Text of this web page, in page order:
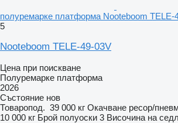
полуремарке платформа Nooteboom TELE-
5
Nooteboom TELE-49-03V
Цена при поискване
Полуремарке платформа
2026
Състояние нов
Товаропод. 39 000 кг Окачване ресор/
10 000 кг Брой полуоски 3 Височина на